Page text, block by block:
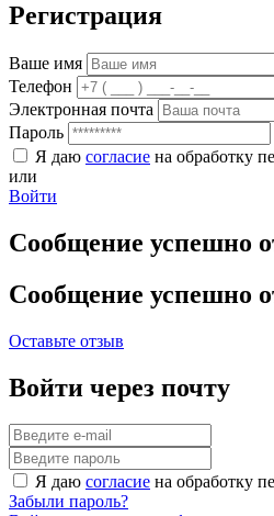
Регистрация
Ваше имя
Телефон
Электронная почта
Пароль
Я даю согласие на обработку
или
Войти
Сообщение успешно
Сообщение успешно
Оставьте отзыв
Войти через почту
Я даю согласие на обработку
Забыли пароль?